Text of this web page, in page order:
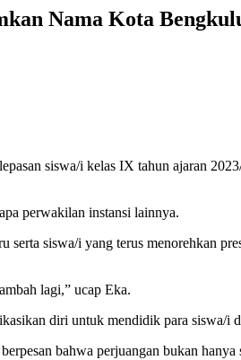
Nama Kota
siswa/i kelas IX tahun ajaran
perwakilan instansi lainnya.
siswa/i yang terus menorehkan
lagi,” ucap Eka.
diri untuk mendidik para siswa/i
bahwa perjuangan bukan